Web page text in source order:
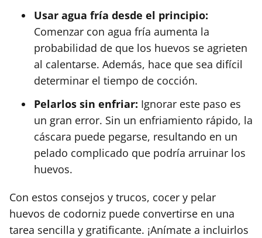
Usar agua fría desde el principio:
Comenzar con agua fría aumenta la
probabilidad de que los huevos se agrieten
al calentarse. Además, hace que sea difícil
determinar el tiempo de cocción.
Pelarlos sin enfriar: Ignorar este paso es
un gran error. Sin un enfriamiento rápido, la
cáscara puede pegarse, resultando en un
pelado complicado que podría arruinar los
huevos.
Con estos consejos y trucos, cocer y pelar
huevos de codorniz puede convertirse en una
tarea sencilla y gratificante. ¡Anímate a incluirlos